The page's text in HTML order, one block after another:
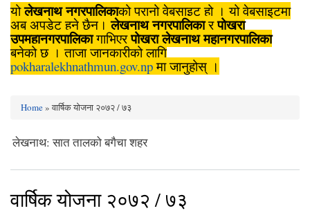
योलेखनाथ नगरपालिकाको पुरानो वेबसाइट हो । यो वेबसाइटमा
अब अपडेट हुने छैन।लेखनाथ नगरपालिकारपोखरा
उपमहानगरपालिकागाभिएरपोखरा लेखनाथ महानगरपालिका
बनेको छ । ताजा जानकारीको लागि
pokharalekhnathmun.gov.npमा जानुहोस् ।
Home» वार्षिक योजना २०७२ / ७३
सात तालको बगैचा शहर
वार्षिक योजना २०७२ / ७३